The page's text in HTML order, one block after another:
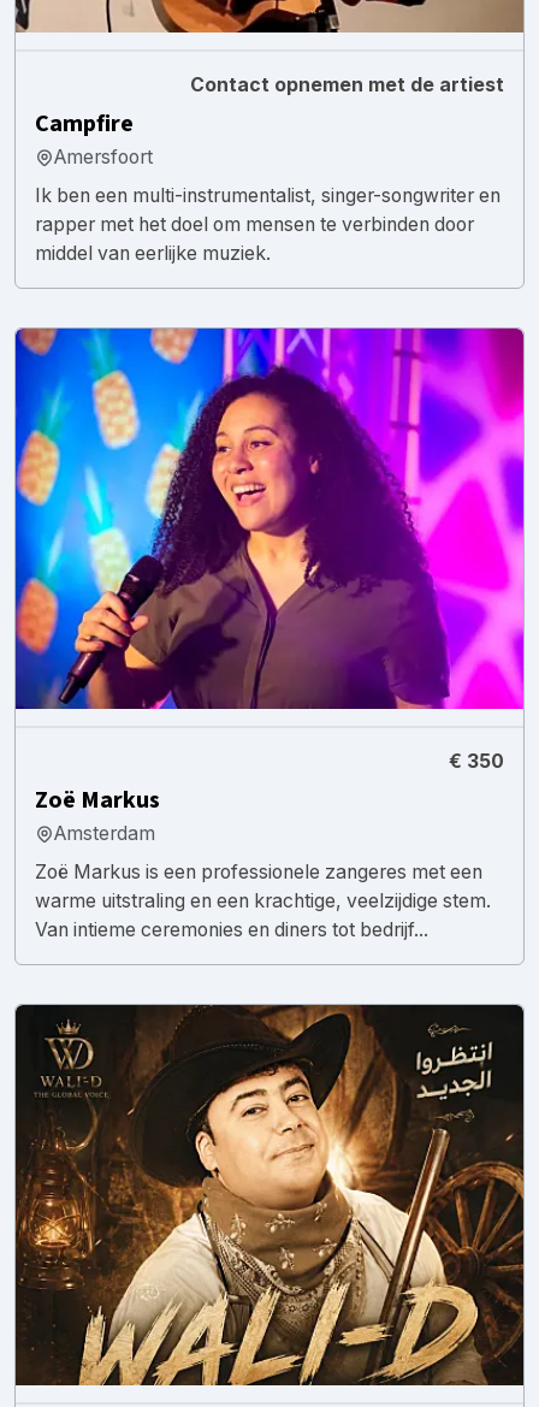
Contact opnemen met de artiest
Campfire
Amersfoort
Ik ben een multi-instrumentalist, singer-songwriter en
rapper met het doel om mensen te verbinden door
middel van eerlijke muziek.
€ 350
Zoë Markus
Amsterdam
Zoë Markus is een professionele zangeres met een
warme uitstraling en een krachtige, veelzijdige stem.
Van intieme ceremonies en diners tot bedrijf...